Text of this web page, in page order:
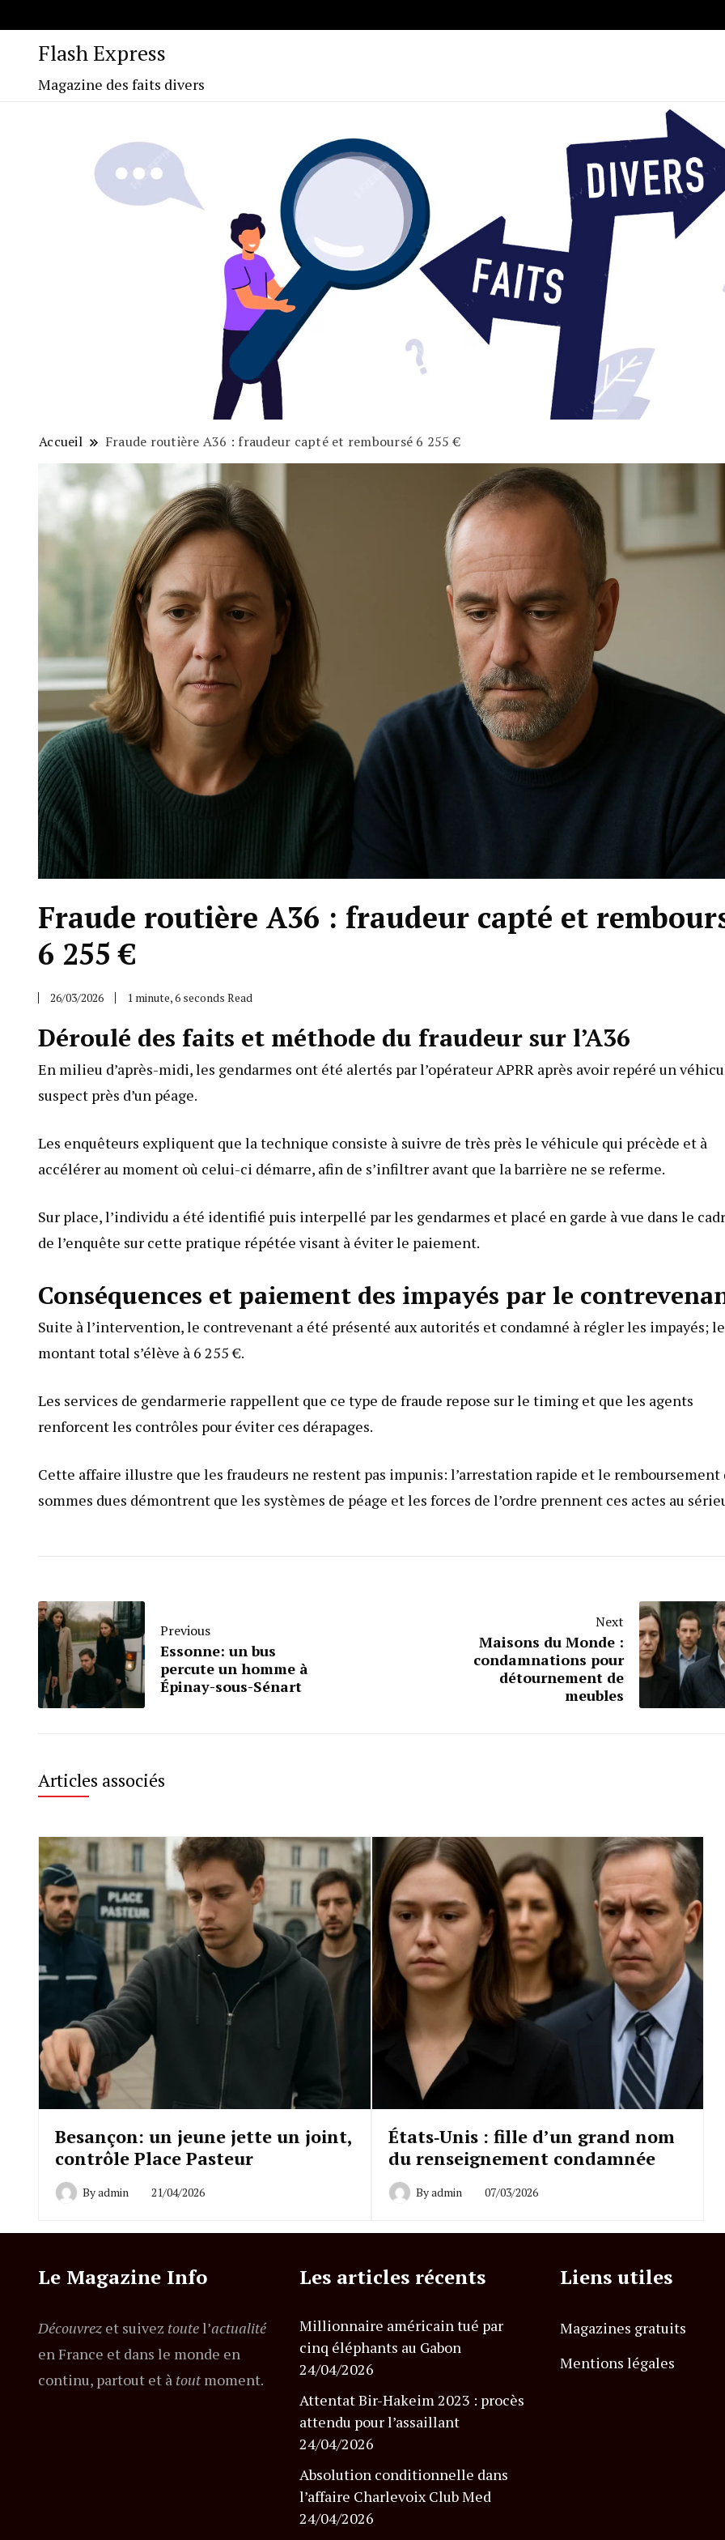
Flash Express
Magazine des faits divers
Accueil Fraude routière A36 : fraudeur capté et remboursé 6 255 €
Fraude routière A36 : fraudeur capté et
6 255 €
26/03/2026 1 minute, 6 seconds Read
Déroulé des faits et méthode du fraudeur sur l’A36
En milieu d’après-midi, les gendarmes ont été alertés par l’opérateur APRR après avoir repéré un
suspect près d’un péage.
Les enquêteurs expliquent que la technique consiste à suivre de très près le véhicule qui précède et à
accélérer au moment où celui-ci démarre, afin de s’infiltrer avant que la barrière ne se referme.
Sur place, l’individu a été identifié puis interpellé par les gendarmes et placé en garde à vue dans le
de l’enquête sur cette pratique répétée visant à éviter le paiement.
Conséquences et paiement des impayés par le
Suite à l’intervention, le contrevenant a été présenté aux autorités et condamné à régler les impayés; le
montant total s’élève à 6 255 €.
Les services de gendarmerie rappellent que ce type de fraude repose sur le timing et que les agents
renforcent les contrôles pour éviter ces dérapages.
Cette affaire illustre que les fraudeurs ne restent pas impunis: l’arrestation rapide et le remboursement
sommes dues démontrent que les systèmes de péage et les forces de l’ordre prennent ces actes au
Previous
Essonne: un bus
percute un homme à
Épinay-sous-Sénart
Next
Maisons du Monde :
condamnations pour
détournement de
meubles
Articles associés
Besançon: un jeune jette un joint,
contrôle Place Pasteur
Byadmin 21/04/2026
États‑Unis : fille d’un grand nom
du renseignement condamnée
Byadmin 07/03/2026
Le Magazine Info
Découvrez et suivez toutel’actualité
en France et dans le monde en
continu, partout et à toutmoment.
Les articles récents
Millionnaire américain tué par
cinq éléphants au Gabon
24/04/2026
Attentat Bir-Hakeim 2023 : procès
attendu pour l’assaillant
24/04/2026
Absolution conditionnelle dans
l’affaire Charlevoix Club Med
24/04/2026
Liens utiles
Magazines gratuits
Mentions légales